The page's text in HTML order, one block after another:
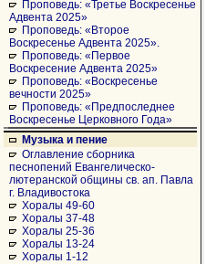
Проповедь: «Третье Воскресенье
Адвента 2025»
Проповедь: «Второе
Воскресенье Адвента 2025».
Проповедь: «Первое
Воскресение Адвента 2025»
Проповедь: «Воскресенье
вечности 2025»
Проповедь: «Предпоследнее
Воскресенье Церковного Года»
Музыка и пение
Оглавление сборника
песнопений Евангелическо-
лютеранской общины св. ап. Павла
г. Владивостока
Хоралы 49-60
Хоралы 37-48
Хоралы 25-36
Хоралы 13-24
Хоралы 1-12